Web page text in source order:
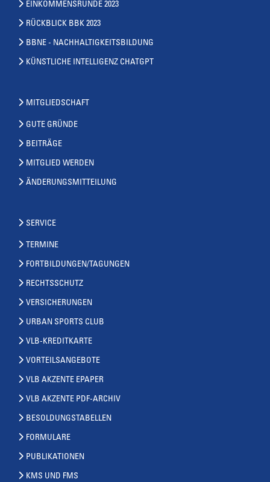
EINKOMMENSRUNDE 2023
RÜCKBLICK BBK 2023
BBNE - NACHHALTIGKEITSBILDUNG
KÜNSTLICHE INTELLIGENZ CHATGPT
MITGLIEDSCHAFT
GUTE GRÜNDE
BEITRÄGE
MITGLIED WERDEN
ÄNDERUNGSMITTEILUNG
SERVICE
TERMINE
FORTBILDUNGEN/TAGUNGEN
RECHTSSCHUTZ
VERSICHERUNGEN
URBAN SPORTS CLUB
VLB-KREDITKARTE
VORTEILSANGEBOTE
VLB AKZENTE EPAPER
VLB AKZENTE PDF-ARCHIV
BESOLDUNGSTABELLEN
FORMULARE
PUBLIKATIONEN
KMS UND FMS